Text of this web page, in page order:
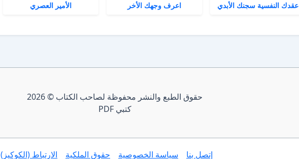
عقدك النفسية سجنك الأبدي اعرف وجهك الأخر الأمير العصري
حقوق الطبع والنشر محفوظة لصاحب الكتاب © 2026
كتبي PDF
إتصل بنا سياسة الخصوصية حقوق الملكية الارتباط (الكوكيز)